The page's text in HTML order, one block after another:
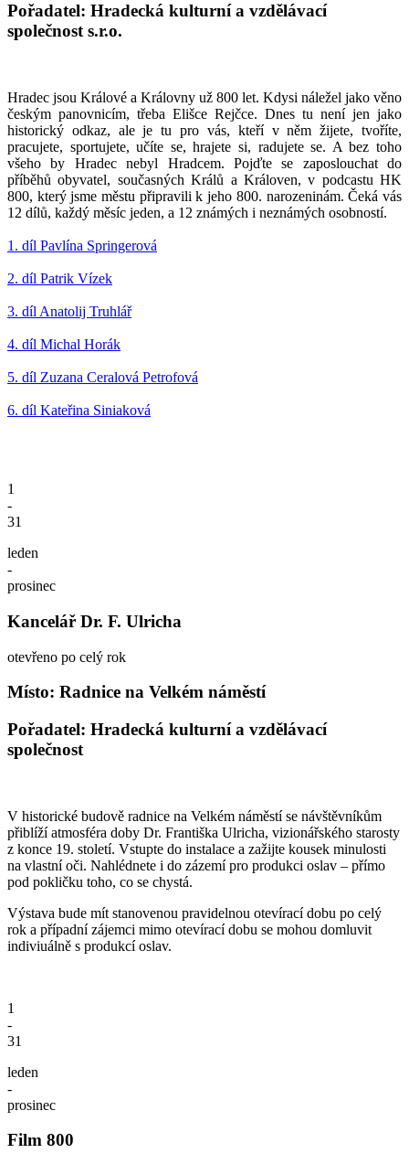
Pořadatel: Hradecká kulturní a vzdělávací
společnost s.r.o.
Hradec jsou Králové a Královny už 800 let. Kdysi náležel jako věno
českým panovnicím, třeba Elišce Rejčce. Dnes tu není jen jako
historický odkaz, ale je tu pro vás, kteří v něm žijete, tvoříte,
pracujete, sportujete, učíte se, hrajete si, radujete se. A bez toho
všeho by Hradec nebyl Hradcem. Pojďte se zaposlouchat do
příběhů obyvatel, současných Králů a Královen, v podcastu HK
800, který jsme městu připravili k jeho 800. narozeninám. Čeká vás
12 dílů, každý měsíc jeden, a 12 známých i neznámých osobností.
1. díl Pavlína Springerová
2. díl Patrik Vízek
3. díl Anatolij Truhlář
4. díl Michal Horák
5. díl Zuzana Ceralová Petrofová
6. díl Kateřina Siniaková
1
-
31
leden
-
prosinec
Kancelář Dr. F. Ulricha
otevřeno po celý rok
Místo: Radnice na Velkém náměstí
Pořadatel: Hradecká kulturní a vzdělávací
společnost
V historické budově radnice na Velkém náměstí se návštěvníkům
přiblíží atmosféra doby Dr. Františka Ulricha, vizionářského starosty
z konce 19. století. Vstupte do instalace a zažijte kousek minulosti
na vlastní oči. Nahlédnete i do zázemí pro produkci oslav – přímo
pod pokličku toho, co se chystá.
Výstava bude mít stanovenou pravidelnou otevírací dobu po celý
rok a případní zájemci mimo otevírací dobu se mohou domluvit
indiviuálně s produkcí oslav.
1
-
31
leden
-
prosinec
Film 800